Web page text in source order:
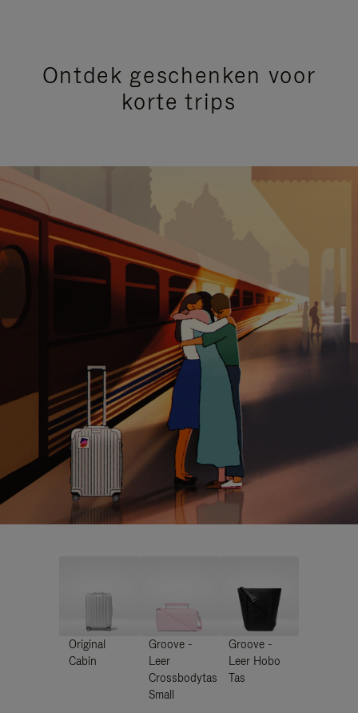
Ontdek geschenken voor
korte trips
Original
Cabin
Groove -
Leer
Crossbodytas
Small
Groove -
Leer Hobo
Tas